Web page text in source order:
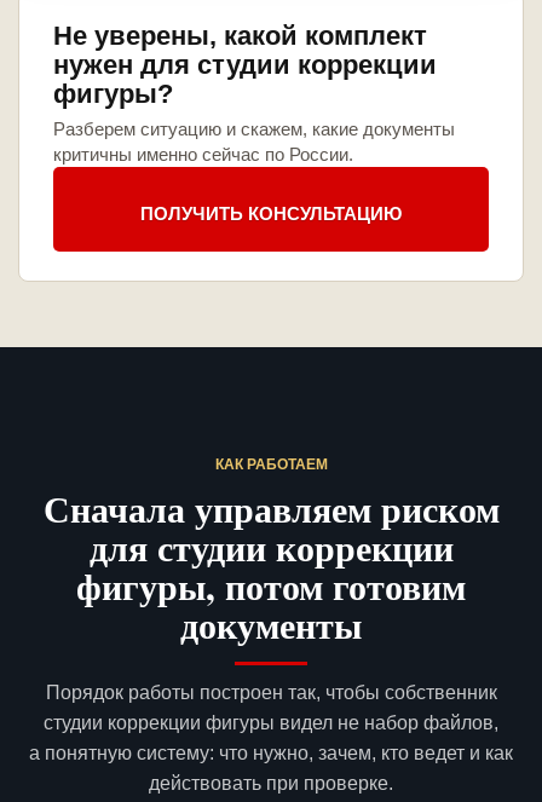
Не уверены, какой комплект
нужен для студии коррекции
фигуры?
Разберем ситуацию и скажем, какие документы
критичны именно сейчас по России.
ПОЛУЧИТЬ КОНСУЛЬТАЦИЮ
КАК РАБОТАЕМ
Сначала управляем риском
для студии коррекции
фигуры, потом готовим
документы
Порядок работы построен так, чтобы собственник
студии коррекции фигуры видел не набор файлов,
а понятную систему: что нужно, зачем, кто ведет и как
действовать при проверке.